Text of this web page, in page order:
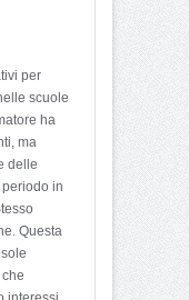
per
scuole
ha
ma
delle
in
Questa